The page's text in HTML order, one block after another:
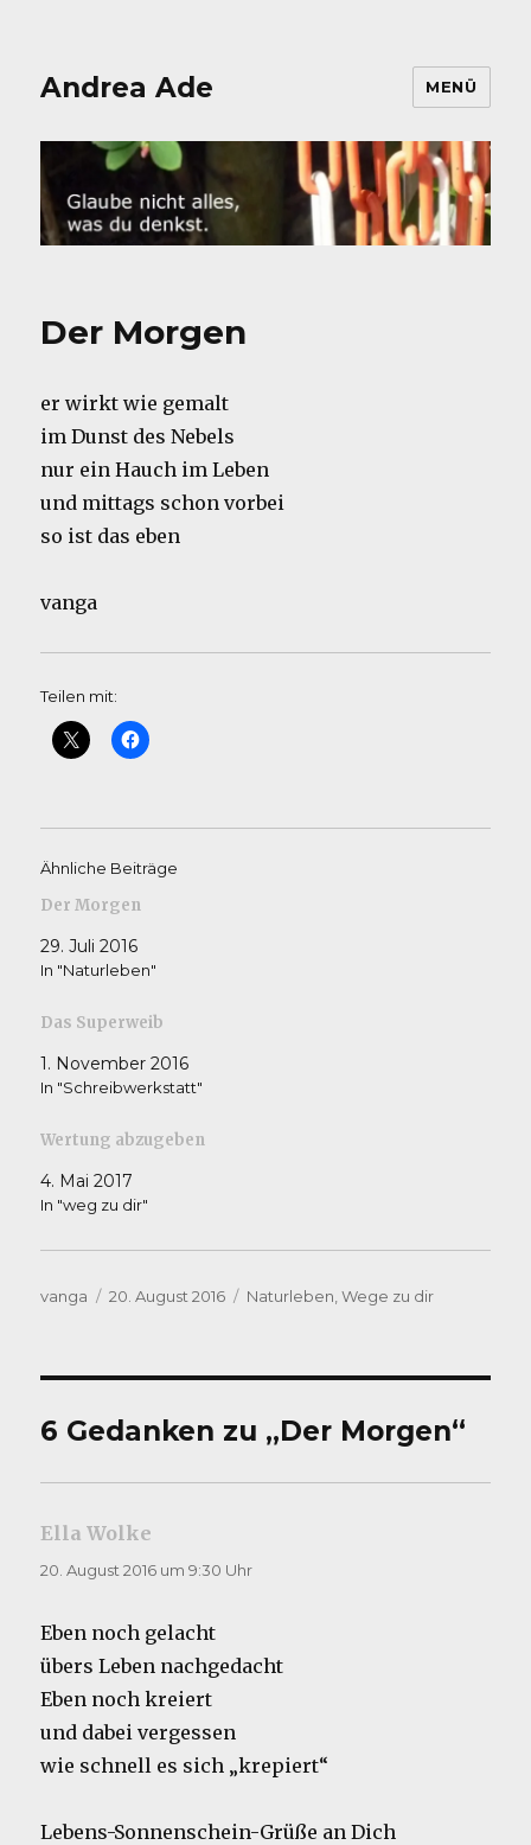
Andrea Ade MENÜ
Der Morgen
er wirkt wie gemalt
im Dunst des Nebels
nur ein Hauch im Leben
und mittags schon vorbei
so ist das eben
vanga
Teilen mit:
Ähnliche Beiträge
Der Morgen
29. Juli 2016
In "Naturleben"
Das Superweib
1. November 2016
In "Schreibwerkstatt"
Wertung abzugeben
4. Mai 2017
In "weg zu dir"
Autor
vanga
Veröffentlicht
20. August 2016 Kategorien
Naturleben ,Wege zu dir
6 Gedanken zu „Der Morgen“
Ella Wolke
20. August 2016 um 9:30 Uhr
Eben noch gelacht
übers Leben nachgedacht
Eben noch kreiert
und dabei vergessen
wie schnell es sich „krepiert“
Lebens-Sonnenschein-Grüße an Dich